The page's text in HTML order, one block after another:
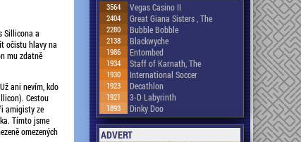
Sillicona a
očistu hlavy na
mu zdatně
ani nevím, kdo
Cestou
amigisty ze
Tímto jsme
omezených
3564 Vegas Casino II
2404 Great Giana Sisters , The
2280 Bubble Bobble
2138 Blackwyche
1986 Entombed
1934 Staff of Karnath, The
1930 International Soccer
1923 Decathlon
1921 3-D Labyrinth
1893 Dinky Doo
ADVERT